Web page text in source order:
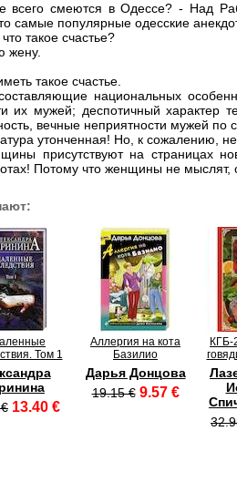
всего смеются в Одессе? - Над
самые популярные одесские
такое счастье?
жену.
такое счастье.
национальных
их мужей; деспотичный характер
вечные неприятности мужей по
утонченная! Но, к сожалению,
присутствуют на страницах
Потому что женщины не
Том 1
13.40 €
Аллергия на кота
Базилио
Дарья Донцова
19.15 € 9.57 €
КГБ-